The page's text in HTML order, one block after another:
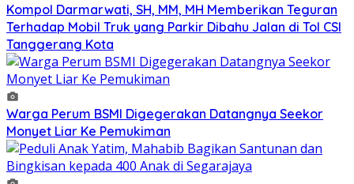
Kompol Darmarwati, SH, MM, MH Memberikan Teguran
Terhadap Mobil Truk yang Parkir Dibahu Jalan di Tol CSI
Tanggerang Kota
Warga Perum BSMI Digegerakan Datangnya Seekor
Monyet Liar Ke Pemukiman